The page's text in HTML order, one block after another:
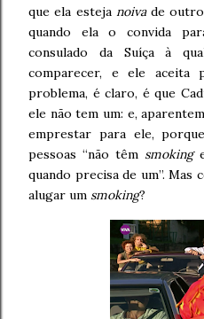
que ela esteja noivade outro
quando ela o convida
consulado da Suíça à
comparecer, e ele aceita
problema, é claro, é que
ele não tem um: e,
emprestar para ele,
pessoas “não têm smoking
quando precisa de um”. Mas
alugar um smoking?